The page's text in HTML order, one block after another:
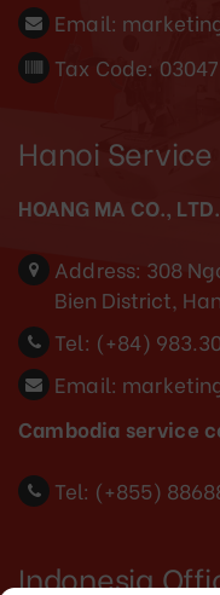
Email:
Tax Code:
Hanoi
HOANG MA CO., LTD.
Address: 308
Bien District,
Tel: (+84)
Email:
Cambodia service
Tel: (+855)
Indonesia